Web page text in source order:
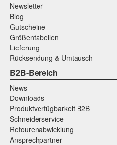
Newsletter
Blog
Gutscheine
Größentabellen
Lieferung
Rücksendung & Umtausch
B2B-Bereich
News
Downloads
Produktverfügbarkeit B2B
Schneiderservice
Retourenabwicklung
Ansprechpartner